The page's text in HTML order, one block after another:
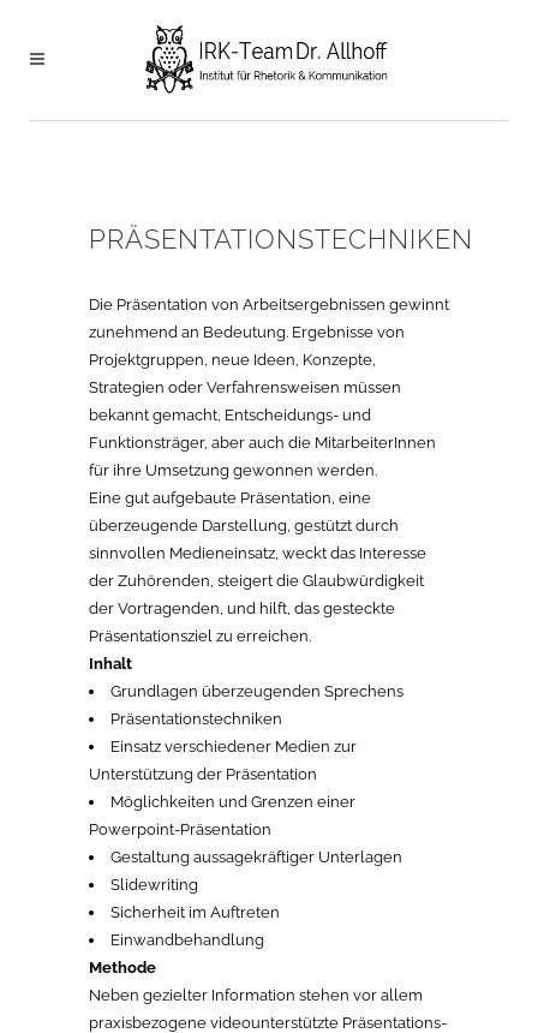
PRÄSENTATIONSTECHNIKEN
Die Präsentation von Arbeitsergebnissen gewinnt
zunehmend an Bedeutung. Ergebnisse von
Projektgruppen, neue Ideen, Konzepte,
Strategien oder Verfahrensweisen müssen
bekannt gemacht, Entscheidungs- und
Funktionsträger, aber auch die MitarbeiterInnen
für ihre Umsetzung gewonnen werden.
Eine gut aufgebaute Präsentation, eine
überzeugende Darstellung, gestützt durch
sinnvollen Medieneinsatz, weckt das Interesse
der Zuhörenden, steigert die Glaubwürdigkeit
der Vortragenden, und hilft, das gesteckte
Präsentationsziel zu erreichen.
Inhalt
Grundlagen überzeugenden Sprechens
Präsentationstechniken
Einsatz verschiedener Medien zur
Unterstützung der Präsentation
Möglichkeiten und Grenzen einer
Powerpoint-Präsentation
Gestaltung aussagekräftiger Unterlagen
Slidewriting
Sicherheit im Auftreten
Einwandbehandlung
Methode
Neben gezielter Information stehen vor allem
praxisbezogene videounterstützte Präsentations-